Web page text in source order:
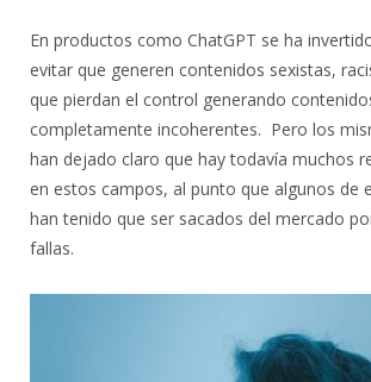
En productos como ChatGPT se ha
evitar que generen contenidos sexistas,
que pierdan el control generando
completamente incoherentes. Pero los
han dejado claro que hay todavía muchos
en estos campos, al punto que algunos de
han tenido que ser sacados del mercado
fallas.